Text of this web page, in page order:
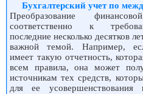
Бухгалтерский учет по
Преобразование
соответственно к
последние несколько десятков
важной темой. Например,
имеет такую отчетность,
всем правила, она может
источникам тех средств,
для ее усовершенствования